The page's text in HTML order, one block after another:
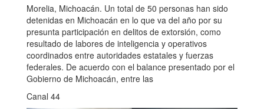
Morelia, Michoacán. Un total de 50 personas han sido
detenidas en Michoacán en lo que va del año por su
presunta participación en delitos de extorsión, como
resultado de labores de inteligencia y operativos
coordinados entre autoridades estatales y fuerzas
federales. De acuerdo con el balance presentado por el
Gobierno de Michoacán, entre las
Canal 44